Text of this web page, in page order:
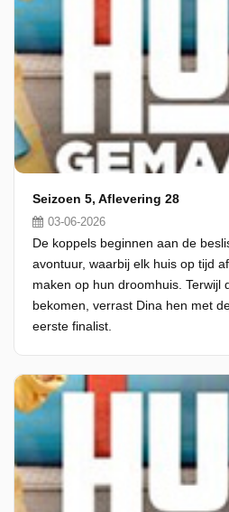
Seizoen 5, Aflevering 28
03-06-2026
De koppels beginnen aan de
avontuur, waarbij elk huis op tijd
maken op hun droomhuis. Terwijl
bekomen, verrast Dina hen met
eerste finalist.